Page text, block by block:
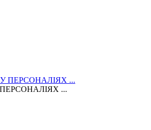
...